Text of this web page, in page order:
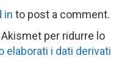
in to post a comment.
per ridurre lo
elaborati i dati derivati